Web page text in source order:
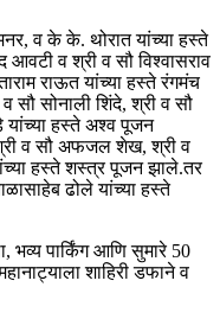
व के के. थोरात यांच्या हस्ते
व श्री व सौ विश्वासराव
राऊत यांच्या हस्ते रंगमंच
सौ सोनाली शिंदे, श्री व सौ
यांच्या हस्ते अश्व पूजन
व सौ अफजल शेख, श्री व
हस्ते शस्त्र पूजन झाले.तर
ढोले यांच्या हस्ते
पार्किंग आणि सुमारे 50
शाहिरी डफाने व